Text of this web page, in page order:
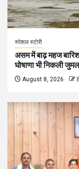
स्पेशल स्टोरी
असम में बाढ़ महज
घोषाणा भी निकली
August 8, 2026